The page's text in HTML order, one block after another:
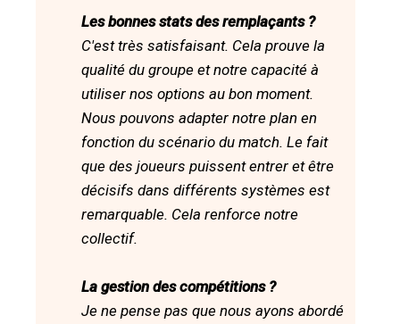
Les bonnes stats des remplaçants ?
C'est très satisfaisant. Cela prouve la
qualité du groupe et notre capacité à
utiliser nos options au bon moment.
Nous pouvons adapter notre plan en
fonction du scénario du match. Le fait
que des joueurs puissent entrer et être
décisifs dans différents systèmes est
remarquable. Cela renforce notre
collectif.
La gestion des compétitions ?
Je ne pense pas que nous ayons abordé